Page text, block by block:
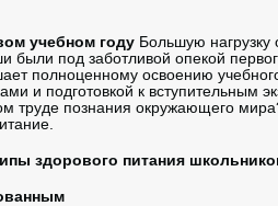
учебном году Большую
под заботливой опекой
полноценному освоению
и подготовкой к вступительным
труде познания окружающего
здорового питания